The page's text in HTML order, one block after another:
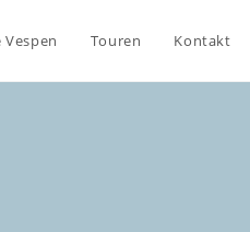
Vespen Touren Kontakt